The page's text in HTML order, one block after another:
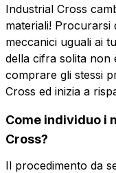
Industrial Cross
materiali! Procurarsi
meccanici uguali ai
della cifra solita non
comprare gli stessi
Cross ed inizia a
Come individuo i
Cross?
Il procedimento da